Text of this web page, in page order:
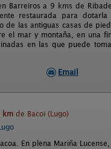
Barreiros a 9 kms de
restaurada para
de las antiguas casas de
el mar y montaña, en una
en las que puede
Email
km de Bacoi (Lugo)
En plena Mariña